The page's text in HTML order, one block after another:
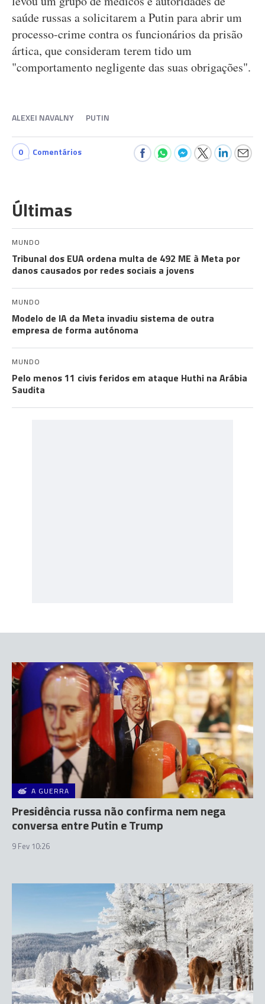
saúde russas a solicitarem a Putin para abrir um
processo-crime contra os funcionários da prisão
ártica, que consideram terem tido um
"comportamento negligente das suas obrigações".
ALEXEI NAVALNY PUTIN
0 Comentários
Últimas
MUNDO
Tribunal dos EUA ordena multa de 492 ME à Meta por
danos causados por redes sociais a jovens
MUNDO
Modelo de IA da Meta invadiu sistema de outra
empresa de forma autónoma
MUNDO
Pelo menos 11 civis feridos em ataque Huthi na Arábia
Saudita
A GUERRA
Presidência russa não confirma nem nega
conversa entre Putin e Trump
9 Fev 10:26